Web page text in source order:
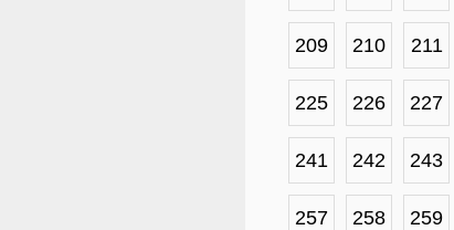
209 210 211
225 226 227
241 242 243
257 258 259